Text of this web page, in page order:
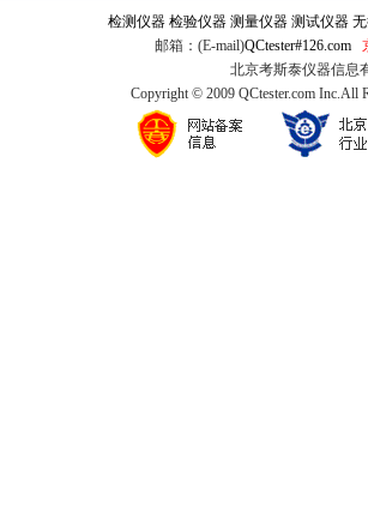
检测仪器 检验仪器 测量仪器 测试仪器
邮箱：(E-mail)QCtester#126.com
北京考斯泰仪器信息
Copyright © 2009 QCtester.com Inc.All